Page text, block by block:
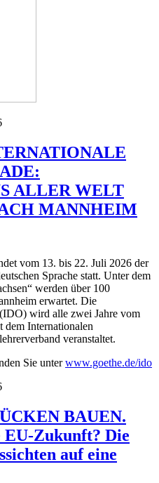
ALLER WELT
MANNHEIM
vom 13. bis 22. Juli 2026 der
Sprache statt. Unter dem
werden über 100
erwartet. Die
wird alle zwei Jahre vom
Internationalen
veranstaltet.
Sie unterwww.goethe.de/ido
BAUEN.
EU-Zukunft? Die
auf eine